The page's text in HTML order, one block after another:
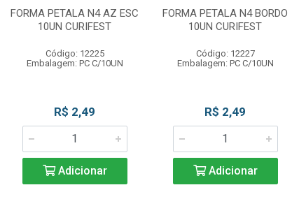
FORMA PETALA N4 AZ ESC
10UN CURIFEST
Código: 12225
Embalagem: PC C/10UN
R$ 2,49
Adicionar
FORMA PETALA N4 BORDO
10UN CURIFEST
Código: 12227
Embalagem: PC C/10UN
R$ 2,49
Adicionar